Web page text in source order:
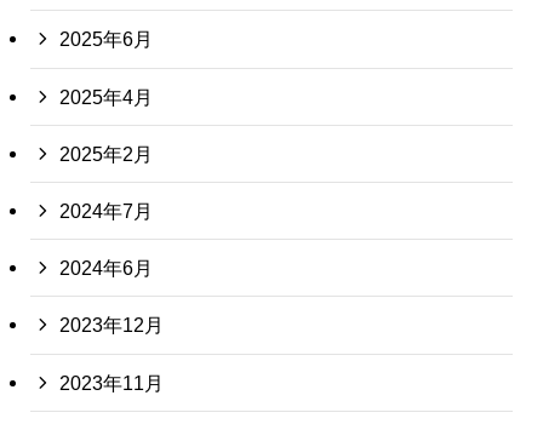
2025年6月
2025年4月
2025年2月
2024年7月
2024年6月
2023年12月
2023年11月